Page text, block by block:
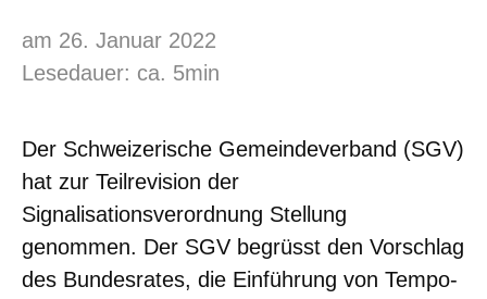
am 26. Januar 2022
Lesedauer: ca. 5min
Der Schweizerische Gemeindeverband (SGV)
hat zur Teilrevision der
Signalisationsverordnung Stellung
genommen. Der SGV begrüsst den Vorschlag
des Bundesrates, die Einführung von Tempo-